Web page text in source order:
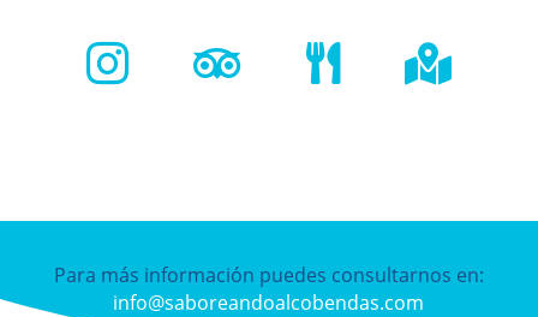
   
Para más información puedes consultarnos en:
info@saboreandoalcobendas.com